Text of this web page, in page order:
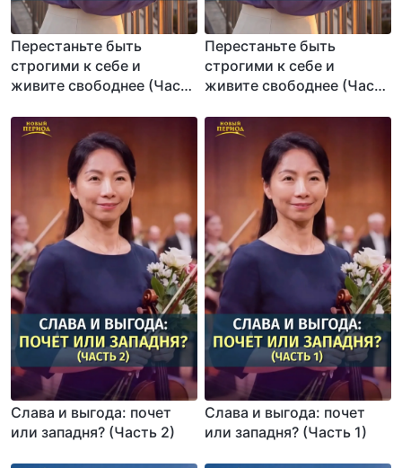
Перестаньте быть
строгими к себе и
живите свободнее (Часть
Перестаньте быть
строгими к себе и
живите свободнее (Часть
Слава и выгода: почет
или западня? (Часть 2)
Слава и выгода: почет
или западня? (Часть 1)